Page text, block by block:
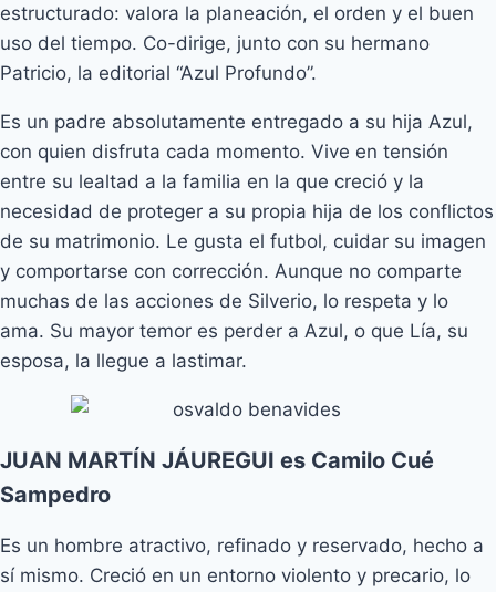
estructurado: valora la planeación, el orden y el buen
uso del tiempo. Co-dirige, junto con su hermano
Patricio, la editorial “Azul Profundo”.
Es un padre absolutamente entregado a su hija Azul,
con quien disfruta cada momento. Vive en tensión
entre su lealtad a la familia en la que creció y la
necesidad de proteger a su propia hija de los conflictos
de su matrimonio. Le gusta el futbol, cuidar su imagen
y comportarse con corrección. Aunque no comparte
muchas de las acciones de Silverio, lo respeta y lo
ama. Su mayor temor es perder a Azul, o que Lía, su
esposa, la llegue a lastimar.
JUAN MARTÍN JÁUREGUI es Camilo Cué
Sampedro
Es un hombre atractivo, refinado y reservado, hecho a
sí mismo. Creció en un entorno violento y precario, lo